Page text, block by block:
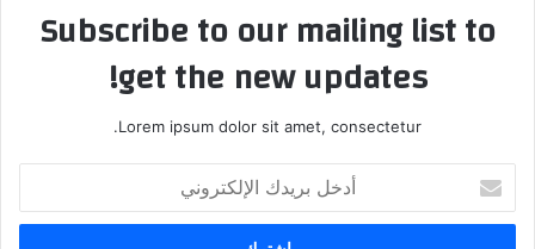
Subscribe to our mailing list to
get the new updates!
Lorem ipsum dolor sit amet, consectetur.
بريدك
الإلكتروني